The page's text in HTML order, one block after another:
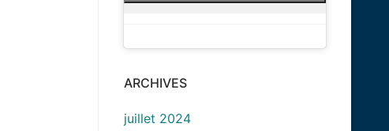
ARCHIVES
juillet 2024